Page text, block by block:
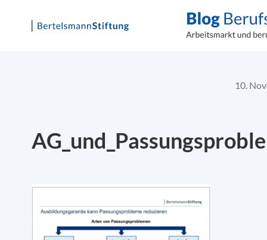
10.